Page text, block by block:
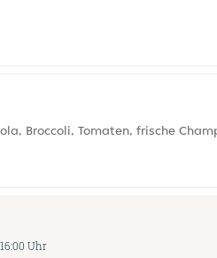
Broccoli, Tomaten, frische
Uhr